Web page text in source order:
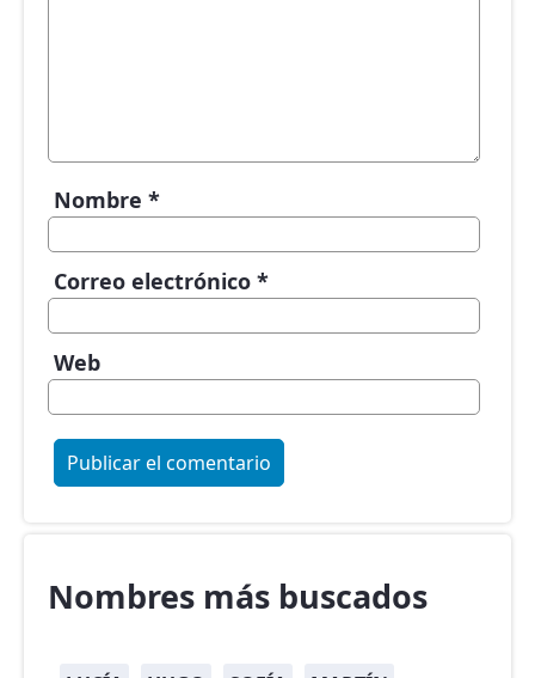
Nombre *
Correo electrónico *
Web
Nombres más buscados